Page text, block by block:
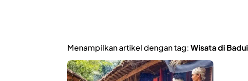
Menampilkan artikel dengan tag:Wisata di Badui